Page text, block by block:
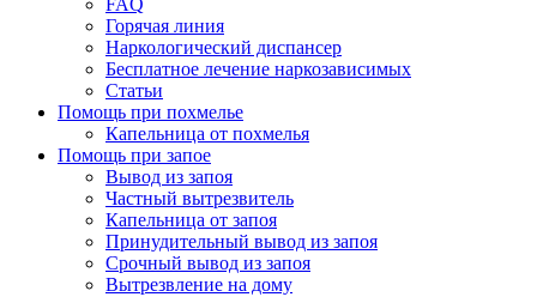
FAQ
Горячая линия
Наркологический диспансер
Бесплатное лечение наркозависимых
Статьи
Помощь при похмелье
Капельница от похмелья
Помощь при запое
Вывод из запоя
Частный вытрезвитель
Капельница от запоя
Принудительный вывод из запоя
Срочный вывод из запоя
Вытрезвление на дому